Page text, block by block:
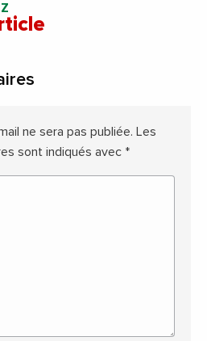
ne sera pas publiée. Les
sont indiqués avec *